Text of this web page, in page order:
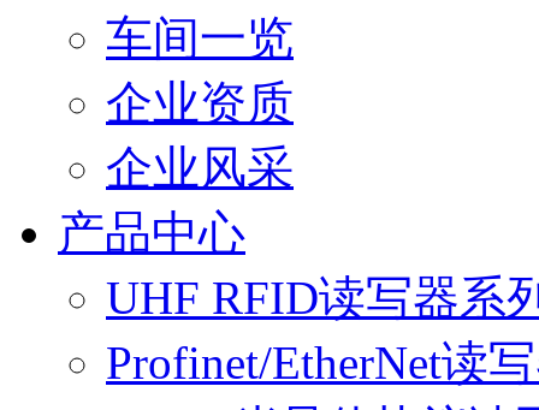
车间一览
企业资质
企业风采
产品中心
UHF RFID读写器系
Profinet/EtherNet读